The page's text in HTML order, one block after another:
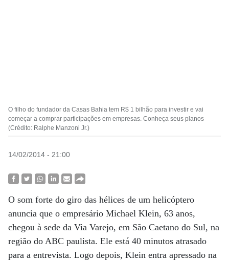
O filho do fundador da Casas Bahia tem R$ 1 bilhão para investir e vai
começar a comprar participações em empresas. Conheça seus planos
(Crédito: Ralphe Manzoni Jr.)
14/02/2014 - 21:00
O som forte do giro das hélices de um helicóptero
anuncia que o empresário Michael Klein, 63 anos,
chegou à sede da Via Varejo, em São Caetano do Sul, na
região do ABC paulista. Ele está 40 minutos atrasado
para a entrevista. Logo depois, Klein entra apressado na